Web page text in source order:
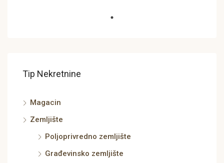
Tip Nekretnine
Magacin
Zemljište
Poljoprivredno zemljište
Građevinsko zemljište